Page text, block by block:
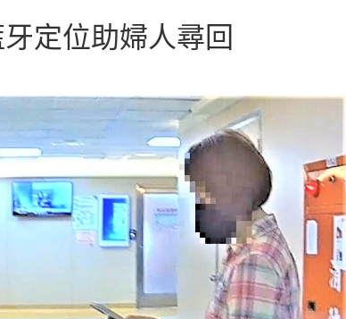
定位助婦人尋回